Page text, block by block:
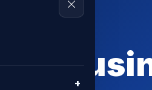
+
for